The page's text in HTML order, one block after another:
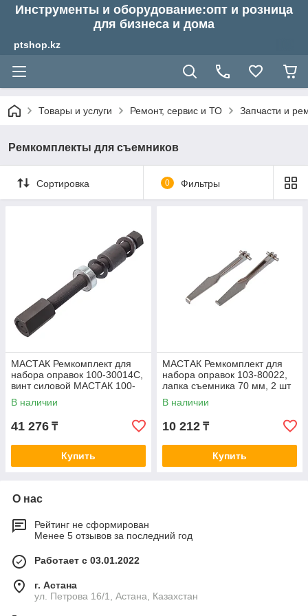
Инструменты и оборудование:опт и розница
для бизнеса и дома
ptshop.kz
Товары и услуги Ремонт, сервис и ТО Запчасти и
Ремкомплекты для съемников
Сортировка 0 Фильтры
МАСТАК Ремкомплект для
набора оправок 100-30014C,
винт силовой МАСТАК 100-
30014CR01
В наличии
41 276 ₸
Купить
МАСТАК Ремкомплект для
набора оправок 103-80022,
лапка съемника 70 мм, 2 шт
МАСТАК 103-80022R01
В наличии
10 212 ₸
Купить
О нас
Рейтинг не сформирован
Менее 5 отзывов за последний год
Работает с 03.01.2022
г. Астана
ул. Петрова 16/1, Астана, Казахстан